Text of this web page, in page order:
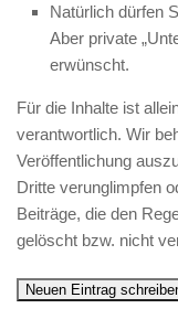
Natürlich dürfen
Aber private
erwünscht.
Für die Inhalte ist
verantwortlich. Wir
Veröffentlichung
Dritte verunglimpfen
Beiträge, die den
gelöscht bzw. nicht